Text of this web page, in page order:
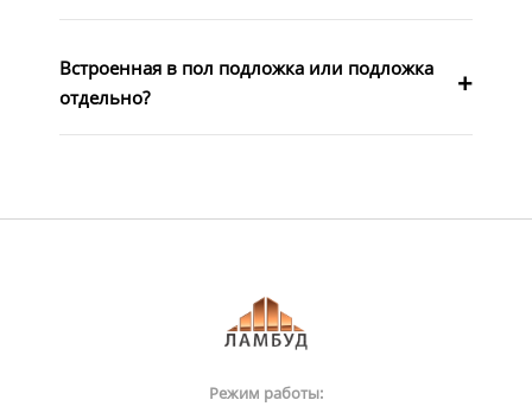
Встроенная в пол подложка или подложка
отдельно?
Режим работы: